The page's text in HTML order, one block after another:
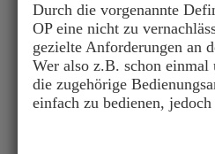
Durch die vorgenannte
OP eine nicht zu
gezielte Anforderungen an
Wer also z.B. schon
die zugehörige
einfach zu bedienen,